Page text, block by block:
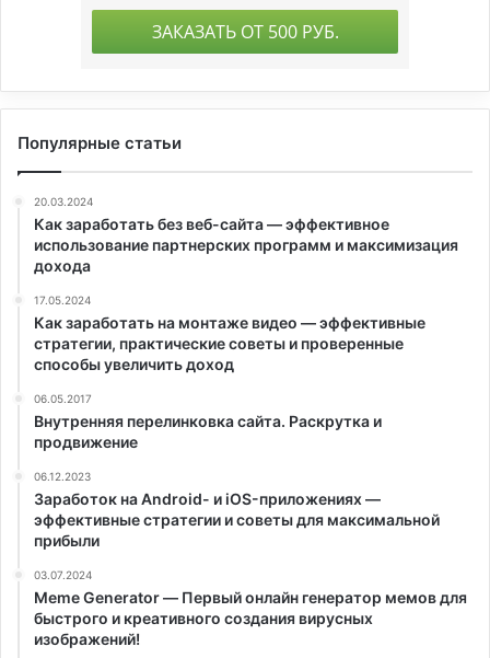
Популярные статьи
20.03.2024
Как заработать без веб-сайта — эффективное
использование партнерских программ и максимизация
дохода
17.05.2024
Как заработать на монтаже видео — эффективные
стратегии, практические советы и проверенные
способы увеличить доход
06.05.2017
Внутренняя перелинковка сайта. Раскрутка и
продвижение
06.12.2023
Заработок на Android- и iOS-приложениях —
эффективные стратегии и советы для максимальной
прибыли
03.07.2024
Meme Generator — Первый онлайн генератор мемов для
быстрого и креативного создания вирусных
изображений!